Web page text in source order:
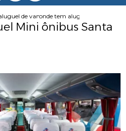
onibusde vans e microonibus
onde tem aluguel mini
Mini ônibus Santa